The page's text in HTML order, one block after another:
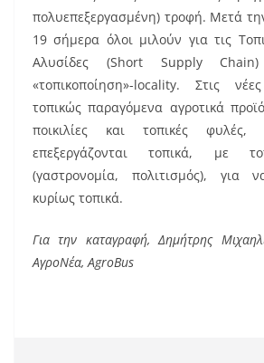
πολυεπεξεργασμένη) τροφή. Μετά
19 σήμερα όλοι μιλούν για τις
Αλυσίδες (Short Supply
«τοπικοποίηση»-locality. Στις
τοπικώς παραγόμενα αγροτικά
ποικιλίες και τοπικές
επεξεργάζονται τοπικά, με
(γαστρονομία, πολιτισμός), για
κυρίως τοπικά.
Για την καταγραφή, Δημήτρης
ΑγροΝέα, AgroBus